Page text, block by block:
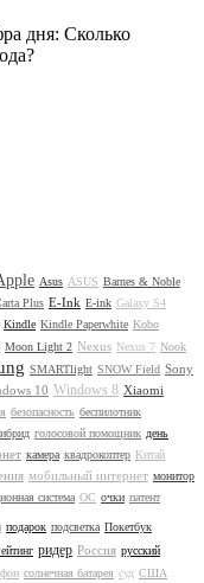
дня: Сколько
Asus ASUS Barnes & Noble
Plus E-Ink E-ink Galaxy S4
Kindle Kindle Paperwhite Kobo
Moon Light 2 Nexus Nexus 7 Nook
SMARTlight SNOW Field Sony
10 Windows 8 Xiaomi
безопасность беспилотник
голосовой помощник день
камера квадрокоптер Китай
мобильный интернет монитор
система ОС очки патент
подарок подсветка Покетбук
ридер Россия русский
солнечная батарея суд США